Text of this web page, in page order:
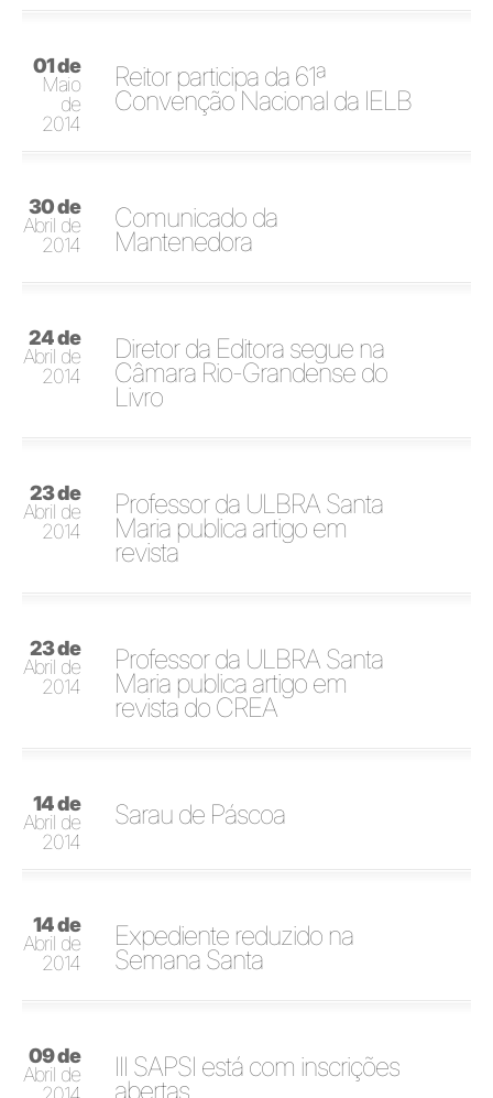
01 de
Maio
de
2014
Reitor participa da 61ª
Convenção Nacional da IELB
30 de
Abril de
2014
Comunicado da
Mantenedora
24 de
Abril de
2014
Diretor da Editora segue na
Câmara Rio-Grandense do
Livro
23 de
Abril de
2014
Professor da ULBRA Santa
Maria publica artigo em
revista
23 de
Abril de
2014
Professor da ULBRA Santa
Maria publica artigo em
revista do CREA
14 de
Abril de
2014
Sarau de Páscoa
14 de
Abril de
2014
Expediente reduzido na
Semana Santa
09 de
Abril de
III SAPSI está com inscrições
abertas